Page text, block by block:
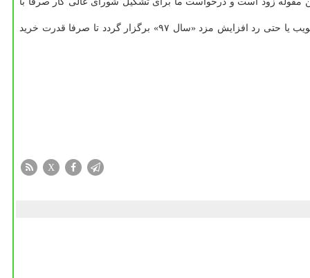
۹۷» برگزار گردد تا صرفا قدرت خرید
X